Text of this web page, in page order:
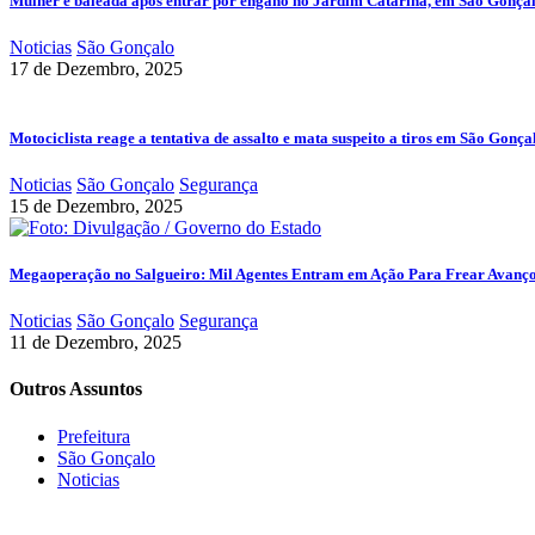
Noticias São Gonçalo
17 de Dezembro, 2025
Motociclista reage a tentativa de assalto e mata suspeito a tiros em São
Noticias São Gonçalo Segurança
15 de Dezembro, 2025
Megaoperação no Salgueiro: Mil Agentes Entram em Ação Para Frear
Noticias São Gonçalo Segurança
11 de Dezembro, 2025
Outros Assuntos
Prefeitura
São Gonçalo
Noticias